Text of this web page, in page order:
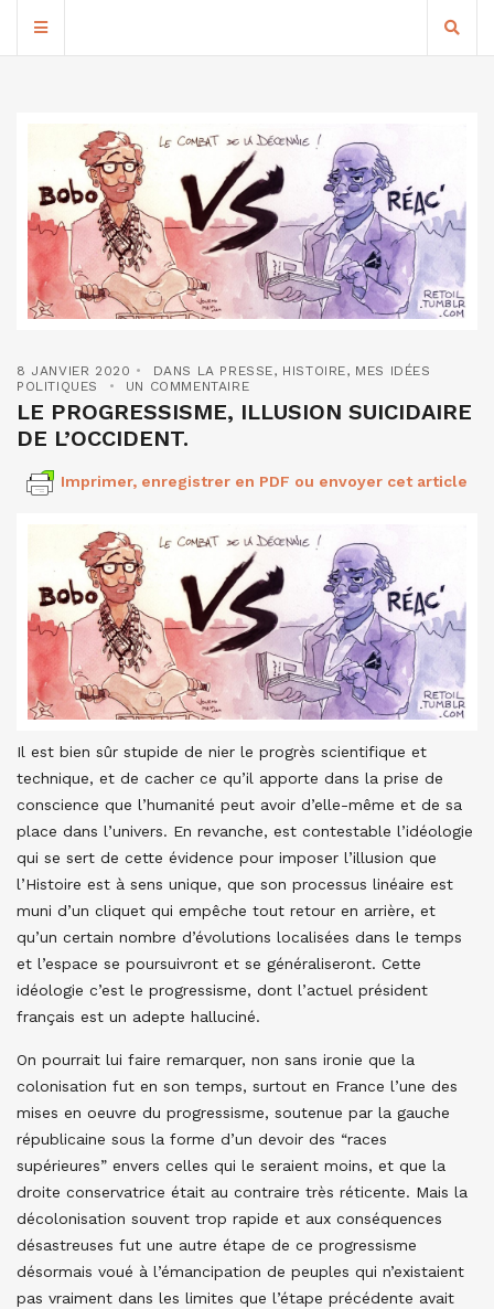
8 JANVIER 2020 DANS LA PRESSE, HISTOIRE, MES IDÉES
POLITIQUES
UN COMMENTAIRE
LE PROGRESSISME, ILLUSION SUICIDAIRE
DE L’OCCIDENT.
Imprimer, enregistrer en PDF ou envoyer cet article
Il est bien sûr stupide de nier le progrès scientifique et
technique, et de cacher ce qu’il apporte dans la prise de
conscience que l’humanité peut avoir d’elle-même et de sa
place dans l’univers. En revanche, est contestable l’idéologie
qui se sert de cette évidence pour imposer l’illusion que
l’Histoire est à sens unique, que son processus linéaire est
muni d’un cliquet qui empêche tout retour en arrière, et
qu’un certain nombre d’évolutions localisées dans le temps
et l’espace se poursuivront et se généraliseront. Cette
idéologie c’est le progressisme, dont l’actuel président
français est un adepte halluciné.
On pourrait lui faire remarquer, non sans ironie que la
colonisation fut en son temps, surtout en France l’une des
mises en oeuvre du progressisme, soutenue par la gauche
républicaine sous la forme d’un devoir des “races
supérieures” envers celles qui le seraient moins, et que la
droite conservatrice était au contraire très réticente. Mais la
décolonisation souvent trop rapide et aux conséquences
désastreuses fut une autre étape de ce progressisme
désormais voué à l’émancipation de peuples qui n’existaient
pas vraiment dans les limites que l’étape précédente avait